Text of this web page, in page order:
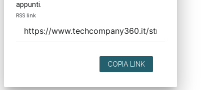
appunti.
RSS link
COPIA LINK